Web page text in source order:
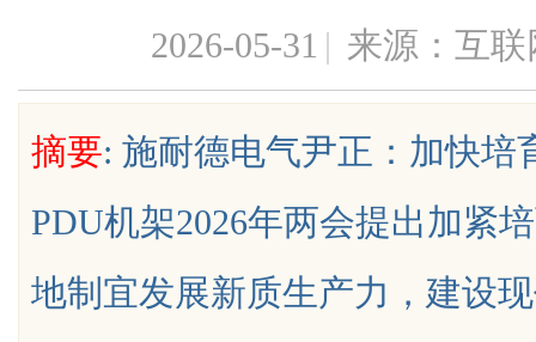
uz
2026-05-31 | 来源：互联
摘要: 施耐德电气尹正：加快培
PDU机架2026年两会提出加紧
地制宜发展新质生产力，建设
专业服务